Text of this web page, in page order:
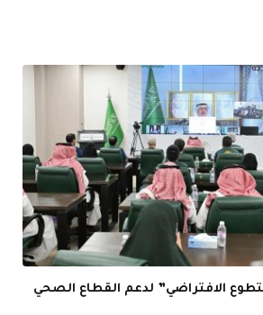
الافتراضي” لدعم القطاع الصحي